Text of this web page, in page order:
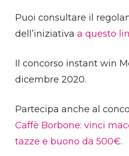
Puoi consultare il
dell’iniziativa a questo
Il concorso instant win
dicembre 2020.
Partecipa anche al
Caffè Borbone: vinci
tazze e buono da 500€.